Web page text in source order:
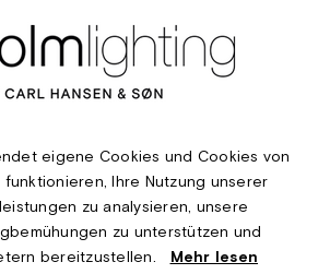
eigene Cookies und Cookies von
Ihre Nutzung unserer
zu analysieren, unsere
zu unterstützen und
bereitzustellen. Mehr lesen